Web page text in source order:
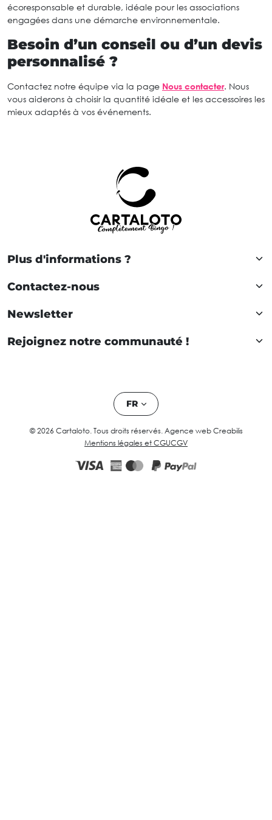
écoresponsable et durable, idéale pour les associations
engagées dans une démarche environnementale.
Besoin d’un conseil ou d’un devis
personnalisé ?
Contactez notre équipe via la page Nous contacter. Nous
vous aiderons à choisir la quantité idéale et les accessoires les
mieux adaptés à vos événements.
Plus d'informations ?
Contactez-nous
Newsletter
Rejoignez notre communauté !
FR
© 2026 Cartaloto. Tous droits réservés. Agence web Creabilis
Mentions légales et CGUCGV